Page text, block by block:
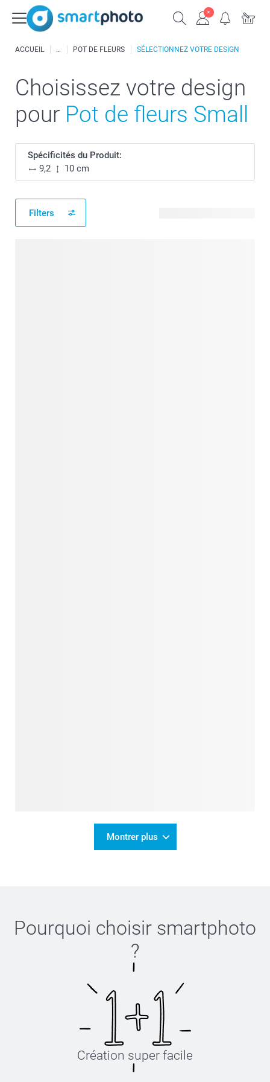
ACCUEIL POT DE FLEURS SÉLECTIONNEZ VOTRE DESIGN
Choisissez votre design
pour Pot de fleurs Small
Spécificités du Produit:
9,2
10 cm
Filters
Montrer plus
Pourquoi choisir smartphoto
?
Création super facile